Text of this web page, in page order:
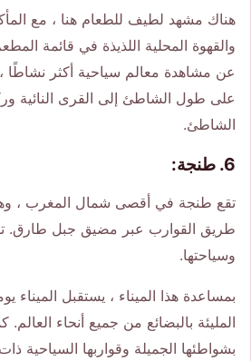
هناك مشهد لطيف للطعام هنا ، مع
والقهوة المحلية اللذيذة في قائمة
عن مشاهدة معالم سياحية أكثر نشاطًا
على طول الشاطئ إلى القرى النائية
الشاطئ.
6. طنجة:
تقع طنجة في أقصى شمال المغرب ، وهي
طريق القوارب عبر مضيق جبل طارق.
وسياحتها.
بمساعدة هذا الميناء ، يستقبل الميناء
المليئة بالبضائع من جميع أنحاء العالم.
بشواطئها الجميلة وقواربها السياحية